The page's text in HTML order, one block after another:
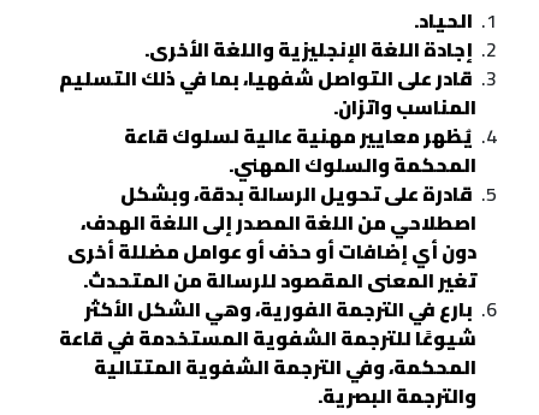
الحياد.
إجادة اللغة الإنجليزية واللغة الأخرى.
قادر على التواصل شفهيا، بما في ذلك التسليم
المناسب واتزان.
يُظهر معايير مهنية عالية لسلوك قاعة
المحكمة والسلوك المهني.
قادرة على تحويل الرسالة بدقة، وبشكل
اصطلاحي من اللغة المصدر إلى اللغة الهدف،
دون أي إضافات أو حذف أو عوامل مضللة أخرى
تغير المعنى المقصود للرسالة من المتحدث.
بارع في الترجمة الفورية، وهي الشكل الأكثر
شيوعًا للترجمة الشفوية المستخدمة في قاعة
المحكمة، وفي الترجمة الشفوية المتتالية
والترجمة البصرية.